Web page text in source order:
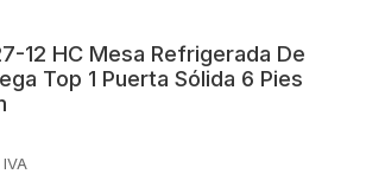
12 HC Mesa Refrigerada De
Top 1 Puerta Sólida 6 Pies